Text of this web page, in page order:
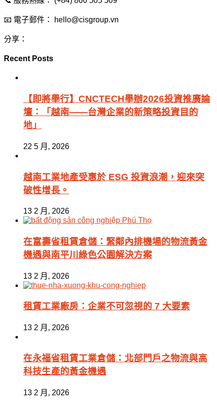
📧 電子郵件： hello@cisgroup.vn
分享：
Recent Posts
【即將舉行】CNCTECH舉辦2026投資推廣論
壇：「越南——台灣企業的新策略投資目的
地」
22 5 月, 2026
越南工業地產受惠於 ESG 投資浪潮，迎來突
破性增長。
13 2 月, 2026
在富壽省租賃倉儲：緊鄰內排機場的物流黃金
機遇與南平川綠色公園解決方案
13 2 月, 2026
租賃工業廠房：企業不可忽視的 7 大要素
13 2 月, 2026
在永福省租賃工業倉儲：北部門戶之物流與高
科技生產的黃金機遇
13 2 月, 2026